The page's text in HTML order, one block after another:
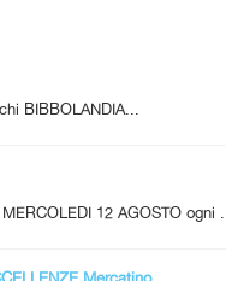
BIBBOLANDIA...
12 AGOSTO ogni ...